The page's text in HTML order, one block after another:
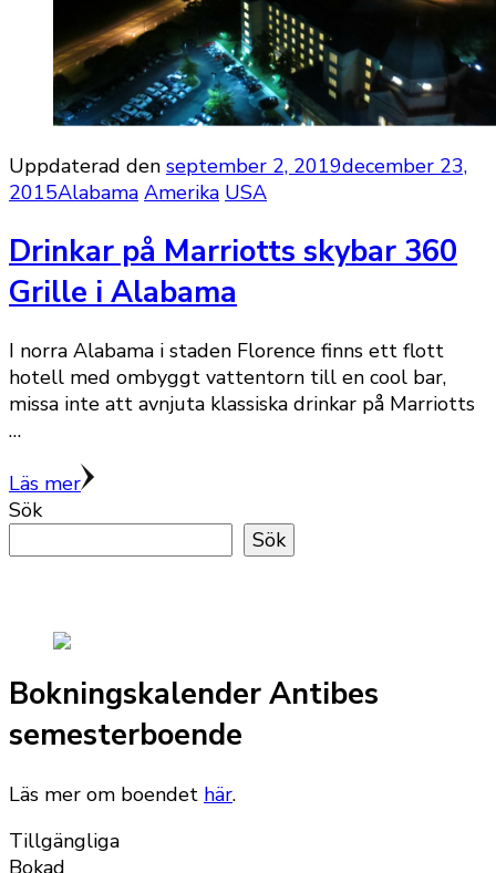
Uppdaterad den september 2, 2019december 23,
2015Alabama Amerika USA
Drinkar på Marriotts skybar 360
Grille i Alabama
I norra Alabama i staden Florence finns ett flott
hotell med ombyggt vattentorn till en cool bar,
missa inte att avnjuta klassiska drinkar på Marriotts
…
Läs mer
Sök
Sök
Bokningskalender Antibes
semesterboende
Läs mer om boendet här.
Tillgängliga
Bokad